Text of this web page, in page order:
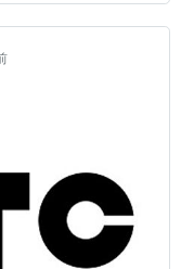
云々。文左衛門が
は平沢九左衛門・
死んだ後は都筑助
た。助六と又左衛